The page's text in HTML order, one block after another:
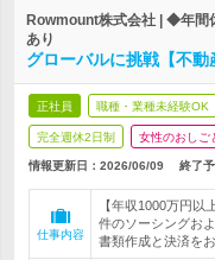
Rowmount株式会社 | ◆年
あり
グローバルに挑戦【不
正社員 職種・業種未経験OK
完全週休2日制 女性のおしご
情報更新日：2026/06/09 終了予
仕事内容
【年収1000万円
件のソーシングお
書類作成と決済を